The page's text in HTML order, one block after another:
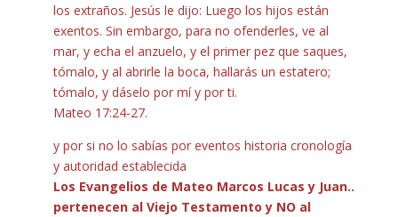
los extraños. Jesús le dijo: Luego los hijos están
exentos. Sin embargo, para no ofenderles, ve al
mar, y echa el anzuelo, y el primer pez que saques,
tómalo, y al abrirle la boca, hallarás un estatero;
tómalo, y dáselo por mí y por ti.
Mateo 17:24-27.
y por si no lo sabías por eventos historia cronología
y autoridad establecida
Los Evangelios de Mateo Marcos Lucas y Juan..
pertenecen al Viejo Testamento y NO al